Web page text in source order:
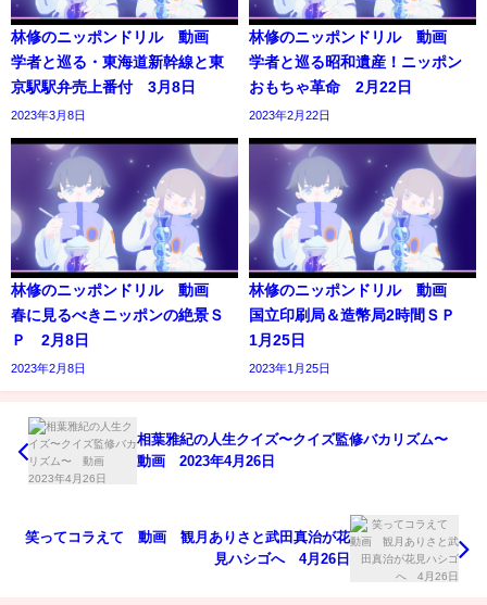
林修のニッポンドリル 動画
学者と巡る・東海道新幹線と東
京駅駅弁売上番付 3月8日
2023年3月8日
林修のニッポンドリル 動画
学者と巡る昭和遺産！ニッポン
おもちゃ革命 2月22日
2023年2月22日
林修のニッポンドリル 動画
春に見るべきニッポンの絶景Ｓ
Ｐ 2月8日
2023年2月8日
林修のニッポンドリル 動画
国立印刷局＆造幣局2時間ＳＰ
1月25日
2023年1月25日
相葉雅紀の人生クイズ〜クイズ監修バカリズム〜
動画 2023年4月26日
笑ってコラえて 動画 観月ありさと武田真治が花
見ハシゴへ 4月26日